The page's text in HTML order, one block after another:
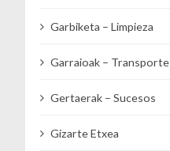
Garbiketa – Limpieza
Garraioak – Transporte
Gertaerak – Sucesos
Gizarte Etxea